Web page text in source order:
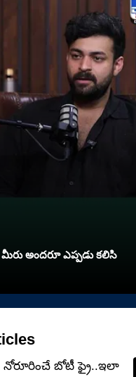
అందరూ ఎప్పడు కలిసి
బోటీ ఫ్రై..ఇలా